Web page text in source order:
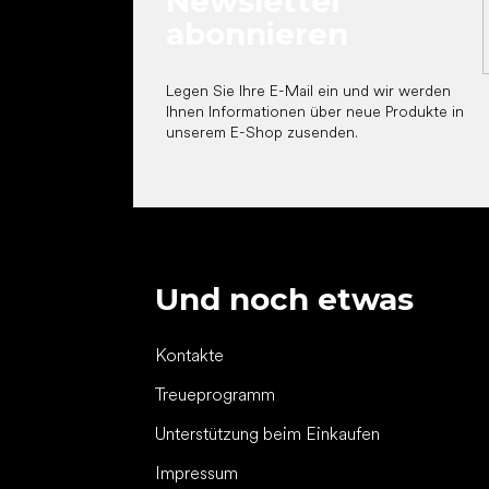
Legen Sie Ihre E-Mail ein und wir werden
Ihnen Informationen über neue Produkte in
unserem E-Shop zusenden.
Und noch etwas
Kontakte
Treueprogramm
Unterstützung beim Einkaufen
Impressum